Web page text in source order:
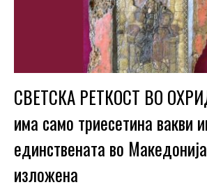
СВЕТСКА РЕТКОСТ ВО
има само триесетина вакви
единствената во
изложена